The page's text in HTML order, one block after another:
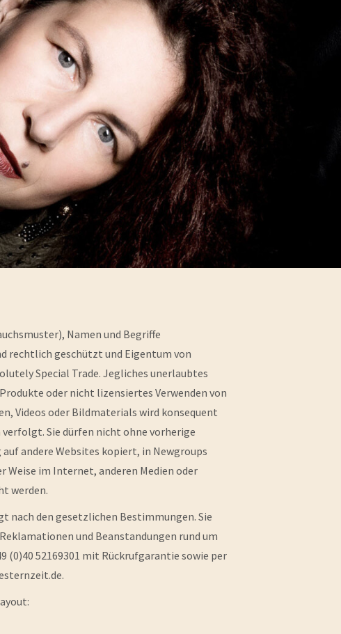
Namen und Begriffe
rechtlich geschützt und Eigentum von
Special Trade. Jegliches unerlaubtes
oder nicht lizensiertes Verwenden von
Videos oder Bildmaterials wird konsequent
Sie dürfen nicht ohne vorherige
andere Websites kopiert, in Newgroups
Weise im Internet, anderen Medien oder
werden.
nach den gesetzlichen Bestimmungen. Sie
und Beanstandungen rund um
(0)40 52169301 mit Rückrufgarantie sowie per